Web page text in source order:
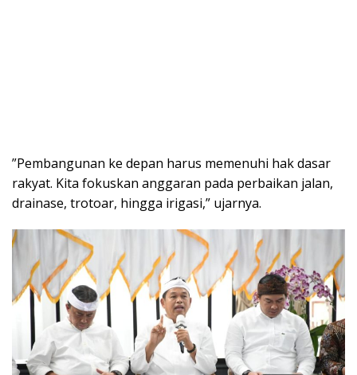
​”Pembangunan ke depan harus memenuhi hak dasar
rakyat. Kita fokuskan anggaran pada perbaikan jalan,
drainase, trotoar, hingga irigasi,” ujarnya.